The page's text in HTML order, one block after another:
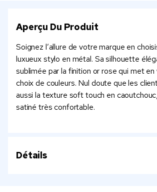
Aperçu Du Produit
Soignez l’allure de votre marque en
luxueux stylo en métal. Sa silhouette
sublimée par la finition or rose qui met
choix de couleurs. Nul doute que les
aussi la texture soft touch en
satiné très confortable.
Détails